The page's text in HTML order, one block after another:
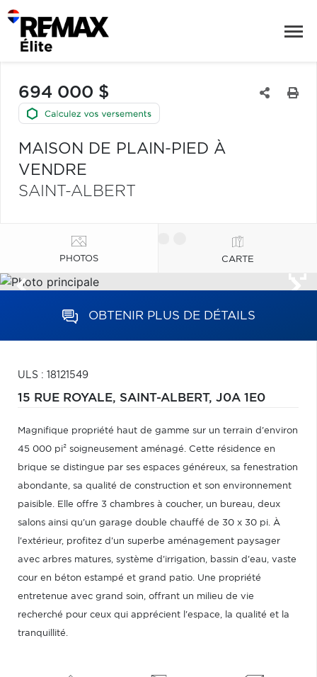
694 000 $
MAISON DE PLAIN-PIED À
VENDRE
SAINT-ALBERT
PHOTOS CARTE
OBTENIR PLUS DE DÉTAILS
ULS : 18121549
15 RUE ROYALE, SAINT-ALBERT, J0A 1E0
Magnifique propriété haut de gamme sur un terrain d'environ
45 000 pi² soigneusement aménagé. Cette résidence en
brique se distingue par ses espaces généreux, sa fenestration
abondante, sa qualité de construction et son environnement
paisible. Elle offre 3 chambres à coucher, un bureau, deux
salons ainsi qu'un garage double chauffé de 30 x 30 pi. À
l'extérieur, profitez d'un superbe aménagement paysager
avec arbres matures, système d'irrigation, bassin d'eau, vaste
cour en béton estampé et grand patio. Une propriété
entretenue avec grand soin, offrant un milieu de vie
recherché pour ceux qui apprécient l'espace, la qualité et la
tranquillité.